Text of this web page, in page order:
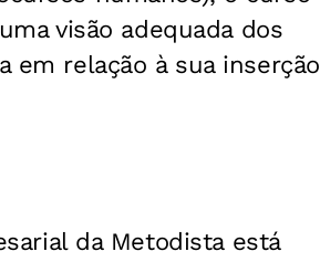
visão adequada dos
em relação à sua inserção
da Metodista está